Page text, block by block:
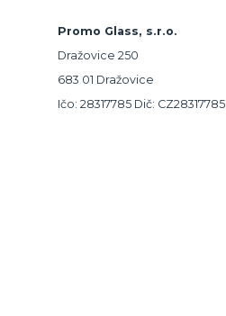
Promo Glass, s.r.o.
Dražovice 250
683 01 Dražovice
Ičo: 28317785 Dič: CZ28317785